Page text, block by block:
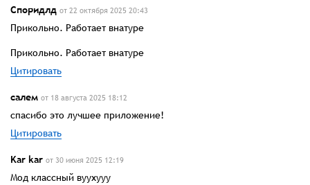
Споридлд от 22 октября 2025 20:43
Прикольно. Работает внатуре
Прикольно. Работает внатуре
Цитировать
салем от 18 августа 2025 18:12
спасибо это лучшее приложение!
Цитировать
Kar kar от 30 июня 2025 12:19
Мод классный вуухууу